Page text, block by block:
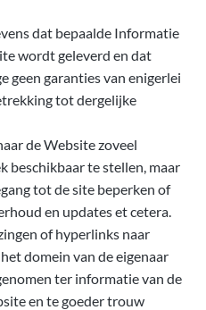
dat bepaalde Informatie
wordt geleverd en dat
geen garanties van enigerlei
tot dergelijke
de Website zoveel
beschikbaar te stellen, maar
tot de site beperken of
en updates et cetera.
of hyperlinks naar
domein van de eigenaar
ter informatie van de
en te goeder trouw